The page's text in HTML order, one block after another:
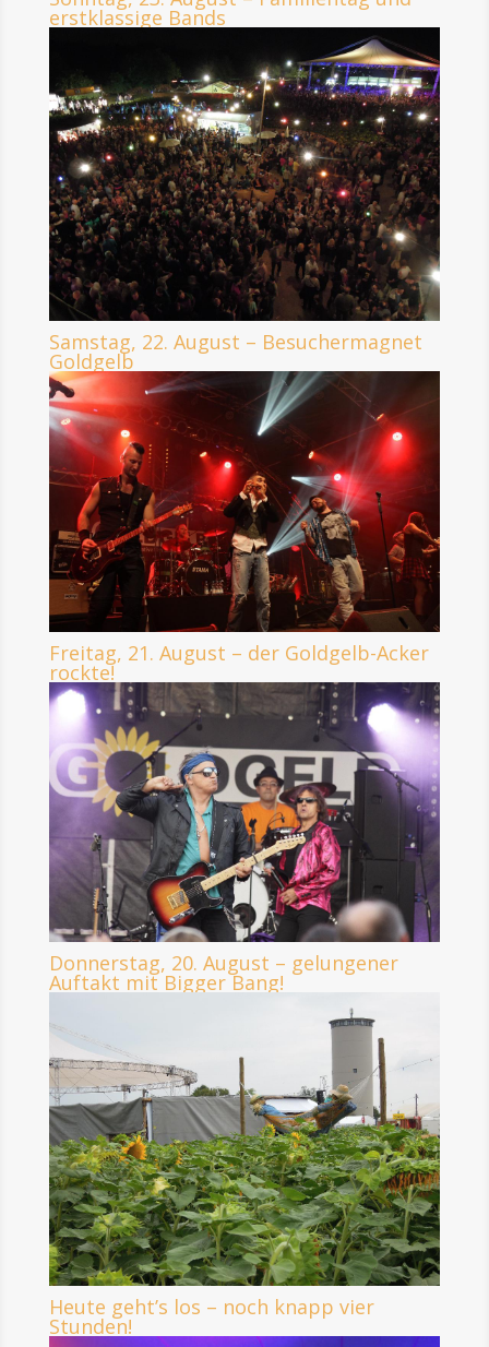
erstklassige Bands
Samstag, 22. August – Besuchermagnet
Goldgelb
Freitag, 21. August – der Goldgelb-Acker
rockte!
Donnerstag, 20. August – gelungener
Auftakt mit Bigger Bang!
Heute geht’s los – noch knapp vier
Stunden!